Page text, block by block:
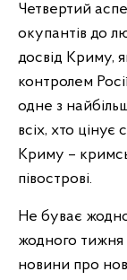
Четвертий
окупантів до
досвід Криму,
контролем
одне з
всіх, хто цінує
Криму –
півострові.
Не буває
жодного тижня
новини про